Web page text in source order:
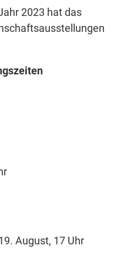
2023 hat das
August, 17 Uhr